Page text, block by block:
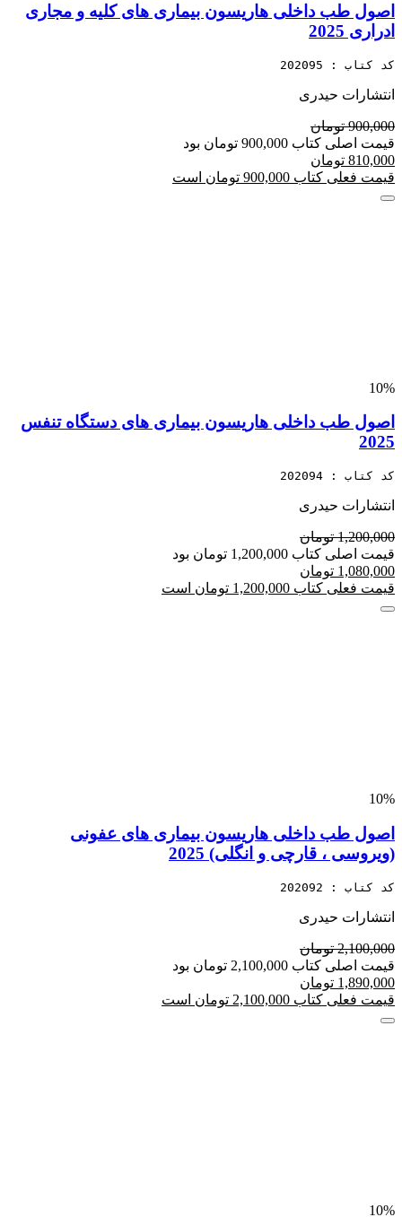
اصول طب داخلی هاریسون بیماری های کلیه و مجاری
ادراری 2025
کد کتاب : 202095
انتشارات حیدری
900,000 تومان
قیمت اصلی کتاب 900,000 تومان بود
810,000 تومان
قیمت فعلی کتاب 900,000 تومان است
10%
اصول طب داخلی هاریسون بیماری های دستگاه تنفس
2025
کد کتاب : 202094
انتشارات حیدری
1,200,000 تومان
قیمت اصلی کتاب 1,200,000 تومان بود
1,080,000 تومان
قیمت فعلی کتاب 1,200,000 تومان است
10%
اصول طب داخلی هاریسون بیماری های عفونی
(ویروسی ، قارچی و انگلی) 2025
کد کتاب : 202092
انتشارات حیدری
2,100,000 تومان
قیمت اصلی کتاب 2,100,000 تومان بود
1,890,000 تومان
قیمت فعلی کتاب 2,100,000 تومان است
10%